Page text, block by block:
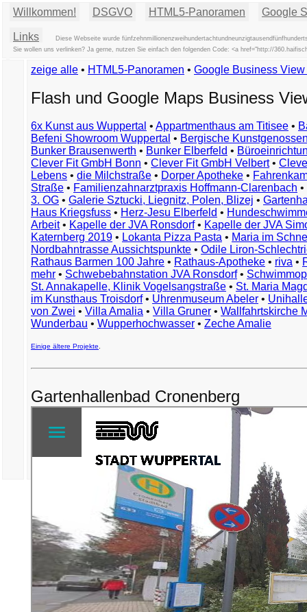
Willkommen! DSGVO HTML5-Panoramen Google
Links
Diese Webseite wurde
Sie wollen uns verlinken? Ja gerne, nutzen Sie einfach den folgenden Code: <a href="http://
zeige alle • HTML5-Panoramen • Google Business
Flash und Google Maps Business
6x Kunst aus Wuppertal • Appartmenthaus am Titisee •
Befeni Showroom Wuppertal • Bergische
Bunker Brausenwerth • Bunker Elberfeld •
Clever Fit GmbH Bonn • Clever Fit GmbH Velbert•
Lebens • die Milchstraße • Dorper Apotheke •
Straße • Familienzahnarztpraxis Hoffmann-Clarenbach •
3. OG • Galerie Sztucki, Liegnitz, Polen, Blizej •
Haus Kriegsfuss • Herz-Jesu Elberfeld •
Arbeit• Kapelle der JVA Ronsdorf• Kapelle der JVA
Katernberg 2019 • Lokanta Pizza Pasta • Maria im
Nordbahntrasse Aussichtspunkte • Odile Liron-
Rathaus Barmen 100 Jahre • Rathaus-Apotheke • riva •
mehr • Schwebebahnstation JVA Ronsdorf•
St. Annakapelle, Klinik Vogelsangstraße • St. Maria
im Kunsthaus Troisdorf• Uhrenmuseum Abeler •
von Zwei • Villa Amalia • Villa Gruner • Wallfahrtskirche
Wunderbau • Wupperhochwasser • Zeche Amalie
Einige ältere Projekte
Gartenhallenbad Cronenberg